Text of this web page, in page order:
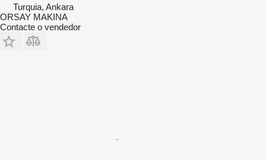
Turquia, Ankara
ORSAY MAKINA
Contacte o vendedor